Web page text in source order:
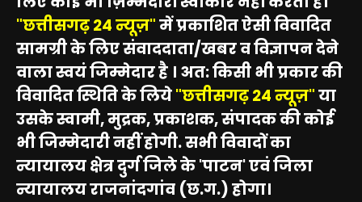
"छत्तीसगढ़ 24 न्यूज़"में प्रकाशित ऐसी विवादित
सामग्री के लिए संवाददाता/खबर व विज्ञापन देने
वाला स्वयं जिम्मेदार है । अत: किसी भी प्रकार की
विवादित स्थिति के लिये"छत्तीसगढ़ 24 न्यूज़"या
उसके स्वामी, मुद्रक, प्रकाशक, संपादक की कोई
भी जिम्मेदारी नहीं होगी. सभी विवादों का
न्यायालय क्षेत्र दुर्ग जिले के 'पाटन' एवं जिला
न्यायालय राजनांदगांव (छ.ग.) होगा।